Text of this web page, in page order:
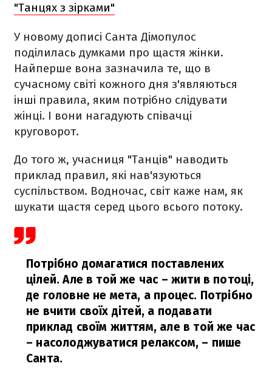
"Танцях з зірками"
У новому дописі Санта Дімопулос
поділилась думками про щастя жінки.
Найперше вона зазначила те, що в
сучасному світі кожного дня з'являються
інші правила, яким потрібно слідувати
жінці. І вони нагадують співачці
круговорот.
До того ж, учасниця "Танців" наводить
приклад правил, які нав'язуються
суспільством. Водночас, світ каже нам, як
шукати щастя серед цього всього потоку.
Потрібно домагатися поставлених
цілей. Але в той же час – жити в потоці,
де головне не мета, а процес. Потрібно
не вчити своїх дітей, а подавати
приклад своїм життям, але в той же час
– насолоджуватися релаксом, – пише
Санта.